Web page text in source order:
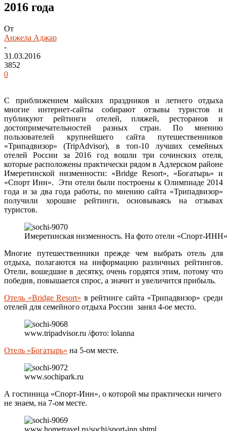
2016 года
От
Анжела Аджар
-
31.03.2016
3852
0
С приближением майских праздников и летнего отдыха
многие интернет-сайты собирают отзывы туристов и
публикуют рейтинги отелей, пляжей, ресторанов и
достопримечательностей разных стран. По мнению
пользователей крупнейшего сайта путешественников
«Трипадвизор» (TripAdvisor), в топ-10 лучших семейных
отелей России за 2016 год вошли три сочинских отеля,
которые расположены практически рядом в Адлерском районе
Имеретинской низменности: «Bridge Resort», «Богатырь» и
«Спорт Инн». Эти отели были построены к Олимпиаде 2014
года и за два года работы, по мнению сайта «Трипадвизор»
получили хорошие рейтинги, основываясь на отзывах
туристов.
Имеретинская низменность. На фото отели «Спорт-
Многие путешественники прежде чем выбрать отель для
отдыха, полагаются на информацию различных рейтингов.
Отели, вошедшие в десятку, очень гордятся этим, потому что
победив, повышается спрос, а значит и увеличится прибыль.
Отель «Bridge Resort» в рейтинге сайта «Трипадвизор» среди
отелей для семейного отдыха России занял 4-ое место.
www.tripadvisor.ru /фото: lolanna
Отель «Богатырь» на 5-ом месте.
www.sochipark.ru
А гостиница «Спорт-Инн», о которой мы практически ничего
не знаем, на 7-ом месте.
www.hometravel.ru/sochi/sport-inn.shtml